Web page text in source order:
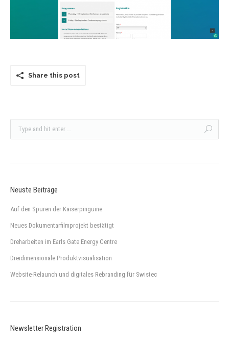
Share this post
Neuste Beiträge
Auf den Spuren der Kaiserpinguine
Neues Dokumentarfilmprojekt bestätigt
Dreharbeiten im Earls Gate Energy Centre
Dreidimensionale Produktvisualisation
Website-Relaunch und digitales Rebranding für Swistec
Newsletter Registration